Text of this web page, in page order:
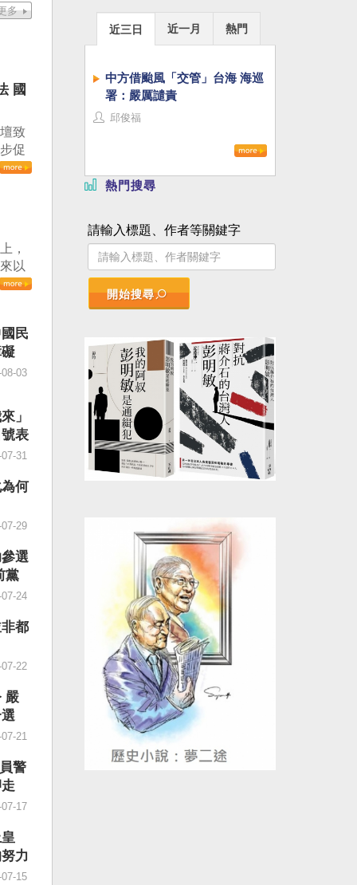
國
致
促
實
僅
審
會
會
，
會坐
，
，
嚴
日
主
份
人
給予
主
民
害
鎮
政
部
。
蔓
權
世
焦
擾
的
社
灣
國
」
，
以
」
。
體
造
月
榮
穿
一
不
「有
經
各
常
，
態
是
當
兜
好
會
一
昂
質
，
一
民
03
」
表
31
何
29
選
黨
年8
24
非都
22
嚴
21
警
17
力
15
近三日 近一月 熱門
中方借颱風「交管」台海 海巡
署：嚴厲譴責
邱俊福
熱門搜尋
請輸入標題、作者等關鍵字
開始搜尋